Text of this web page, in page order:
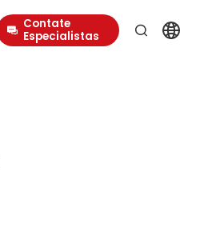
Contate
Especialistas